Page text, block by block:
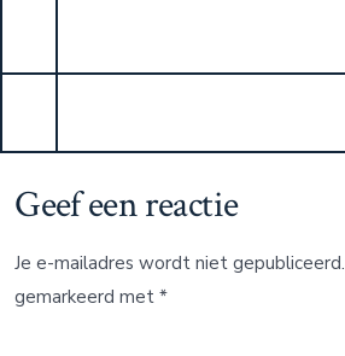
Geef een reactie
Je e-mailadres wordt niet gepubliceerd.
gemarkeerd met*